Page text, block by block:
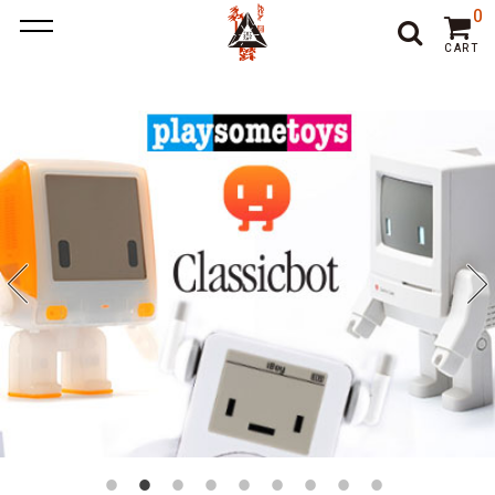
ポーカー アプリ おすすめ
ポー
カーアプリ おすすめ
オンラインポーカー
CART
0